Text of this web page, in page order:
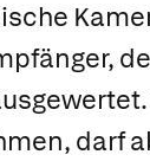
darf